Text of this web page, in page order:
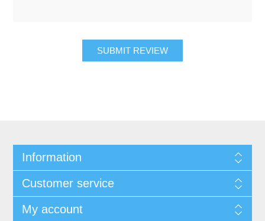
SUBMIT REVIEW
Information
Customer service
My account